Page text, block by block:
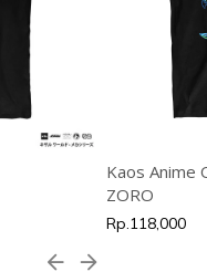
Kaos Anime
ZORO
Rp.118,000